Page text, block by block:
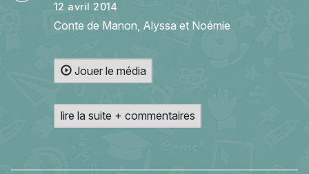
12 avril 2014
Conte de Manon, Alyssa et Noémie
Jouer le média
lire la suite + commentaires